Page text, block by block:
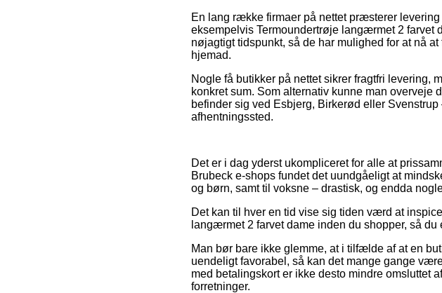
En lang række firmaer på nettet præsterer
eksempelvis Termoundertrøje langærmet 2 farvet
nøjagtigt tidspunkt, så de har mulighed for at nå
hjemad.
Nogle få butikker på nettet sikrer fragtfri levering,
konkret sum. Som alternativ kunne man overveje
befinder sig ved Esbjerg, Birkerød eller
afhentningssted.
Det er i dag yderst ukompliceret for alle at
Brubeck e-shops fundet det uundgåeligt at
og børn, samt til voksne – drastisk, og endda
Det kan til hver en tid vise sig tiden værd at
langærmet 2 farvet dame inden du shopper, så
Man bør bare ikke glemme, at i tilfælde af at en
uendeligt favorabel, så kan det mange gange
med betalingskort er ikke desto mindre omsluttet
forretninger.